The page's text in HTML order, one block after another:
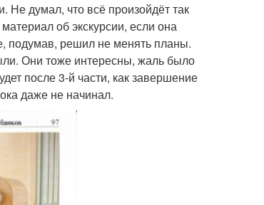
Не думал, что всё произойдёт так
об экскурсии, если она
подумав, решил не менять планы.
Они тоже интересны, жаль было
после 3-й части, как завершение
даже не начинал.